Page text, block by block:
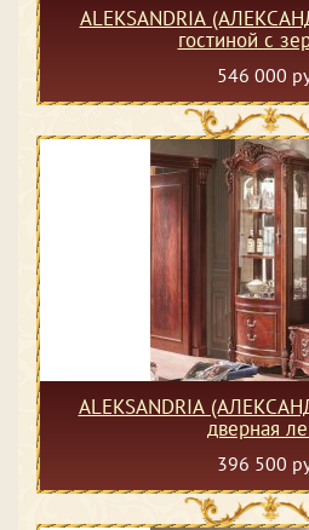
ALEKSANDRIA
гостиной с
546 000
ALEKSANDRIA
дверная
396 500